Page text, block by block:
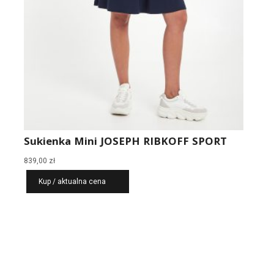
Sukienka Mini JOSEPH RIBKOFF SPORT
839,00 zł
Kup / aktualna cena